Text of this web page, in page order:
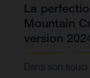
La
Mountain
version
Dans son souci